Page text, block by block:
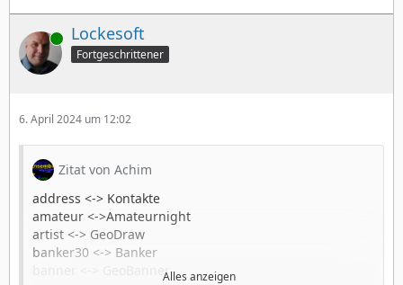
Online Lockesoft
Fortgeschrittener
6. April 2024 um 12:02
Zitat von Achim
address <-> Kontakte
amateur <->Amateurnight
artist <-> GeoDraw
banker30 <-> Banker
banner <-> GeoBannerAlles anzeigen